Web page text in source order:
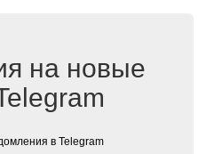
на новые
в Telegram